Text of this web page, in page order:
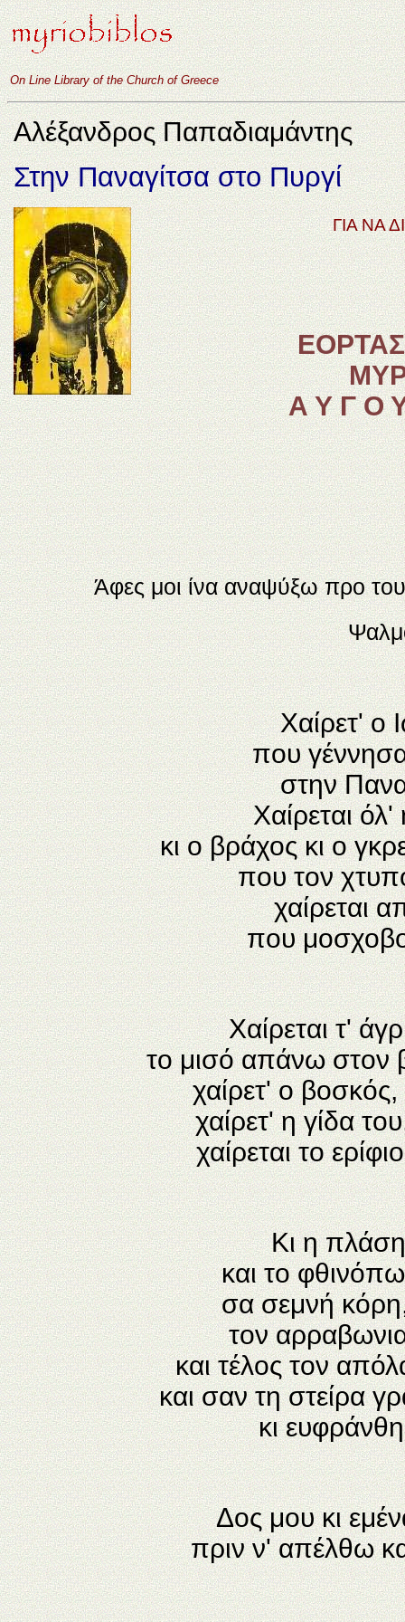
On Line Library of the Church of Greece
Αλέξανδρος Παπαδιαμάντης
Στην Παναγίτσα στο Πυργί
ΓΙΑ ΝΑ
Α Υ Γ Ο
Άφες μοι ίνα αναψύξω προ
Χαίρετ' ο
που
στην
Χαίρεται
κι ο βράχος κι ο
που τον
χαίρεται
που
Χαίρεται τ'
το μισό απάνω στον
χαίρετ' ο
χαίρετ' η γίδα
χαίρεται το
Κι η πλάση
και το
σα σεμνή
τον
και τέλος τον
και σαν τη στείρα
κι
Δος μου κι
πριν ν' απέλθω